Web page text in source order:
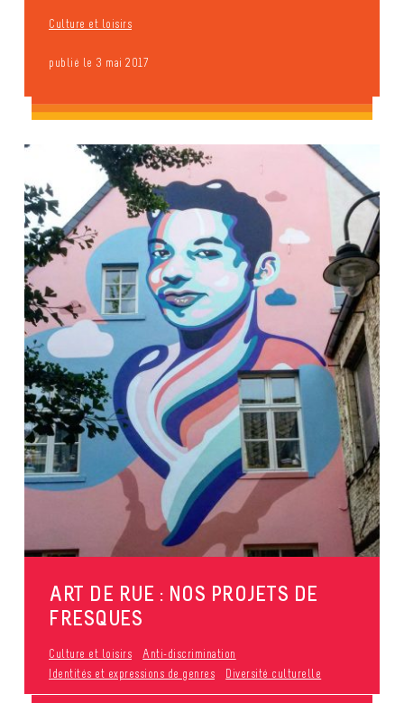
Culture et loisirs
publié le 3 mai 2017
ART DE RUE : NOS PROJETS DE
FRESQUES
Culture et loisirs
Anti-discrimination
Identités et expressions de genres
Diversité culturelle